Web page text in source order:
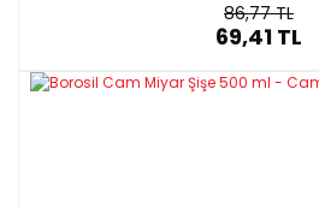
86,77 TL
69,41 TL